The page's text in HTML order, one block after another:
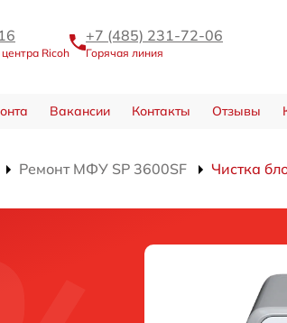
Ricoh
+7 (485) 231-72-06
Горячая линия
Вакансии Контакты Отзывы
Ремонт МФУ SP 3600SF Чистка